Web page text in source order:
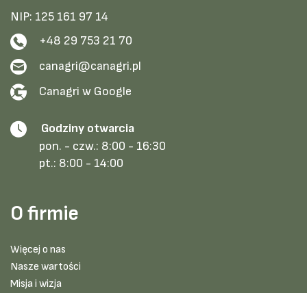
NIP: 125 161 97 14
+48 29 753 21 70
canagri@canagri.pl
Canagri w Google
Godziny otwarcia
pon. - czw.: 8:00 - 16:30
pt.: 8:00 - 14:00
O firmie
Więcej o nas
Nasze wartości
Misja i wizja